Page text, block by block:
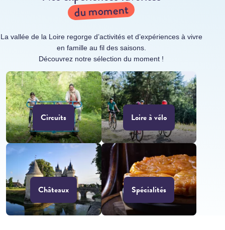
du moment
La vallée de la Loire regorge d’activités et d’expériences à vivre
en famille au fil des saisons.
Découvrez notre sélection du moment !
Circuits Loire à vélo
Châteaux Spécialités